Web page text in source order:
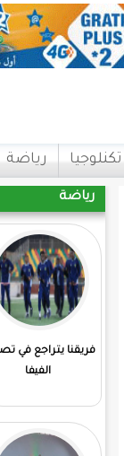
تكنلوجيا رياضة
رياضة
فريقنا يتراجع في
الفيفا